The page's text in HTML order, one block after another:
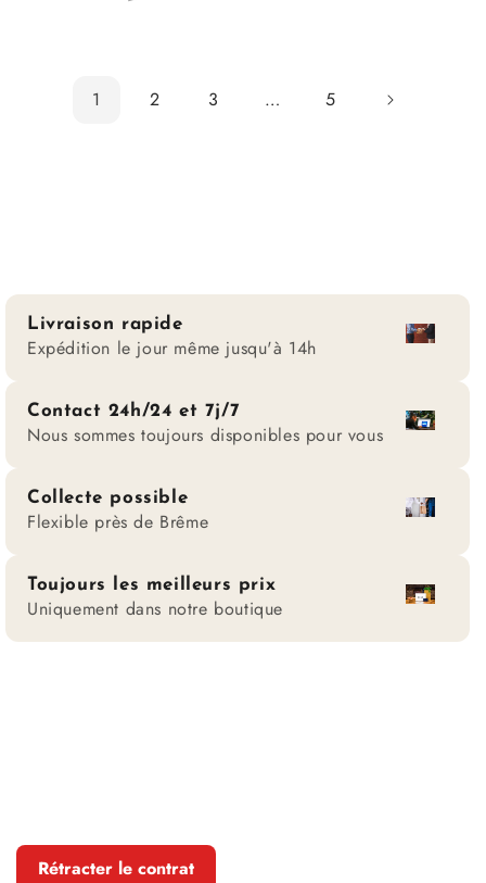
1 2 3 … 5
Livraison rapide
Expédition le jour même jusqu'à 14h
Contact 24h/24 et 7j/7
Nous sommes toujours disponibles pour vous
Collecte possible
Flexible près de Brême
Toujours les meilleurs prix
Uniquement dans notre boutique
Rétracter le contrat